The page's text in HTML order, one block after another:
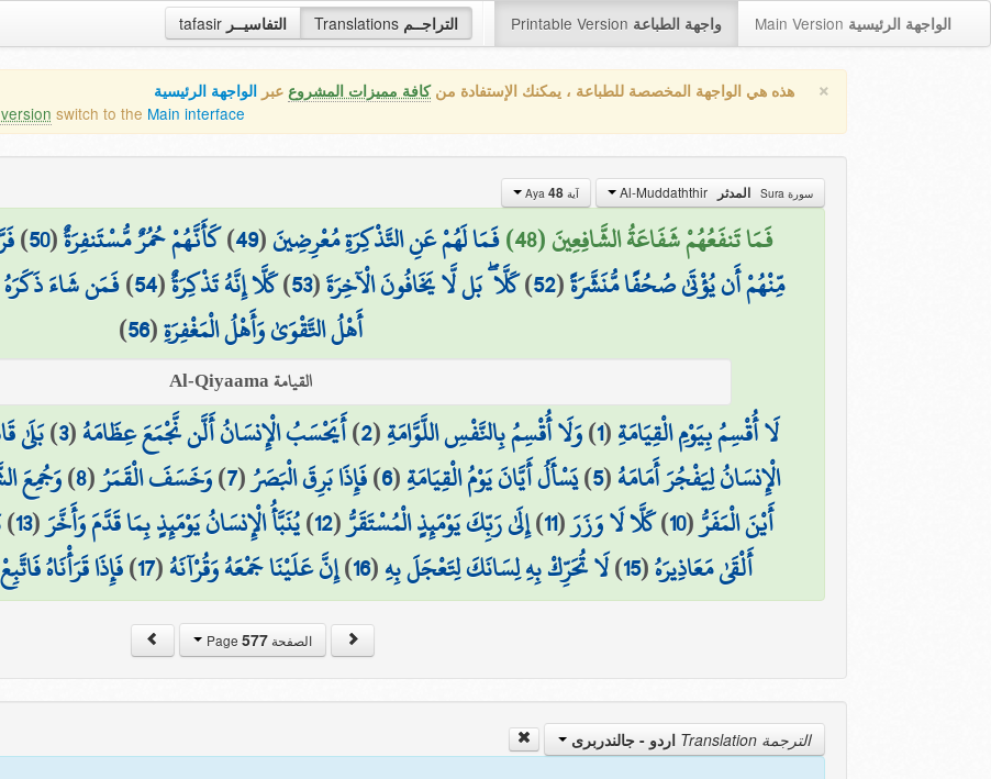
tafasir التفاسيــر Translations التراجــم Printable Version واجهة الطباعة Main Version الواجهة الرئيسية
× هذه هي الواجهة المخصصة للطباعة ، يمكنك الإستفادة منكافة مميزات المشروع عبر الواجهة الرئيسية
switch to the Main interface
سورة Sura المدثر آية Aya 48
فَمَا تَنفَعُهُمْ شَفَاعَةُ الشَّافِعِينَ (48) فَمَا لَهُمْ عَنِ التَّذْكِرَةِ مُعْرِضِينَ(
49
)كَأَنَّهُمْ حُمُرٌ مُّسْتَنفِرَةٌ(
50
)
مِّنْهُمْ أَن يُؤْتَىٰ صُحُفًا مُّنَشَّرَةً(
52
)كَلَّا ۖ بَل لَّا يَخَافُونَ الْآخِرَةَ(
53
)كَلَّا إِنَّهُ تَذْكِرَةٌ(
54
)فَمَن شَاءَ ذَكَرَهُ
أَهْلُ التَّقْوَىٰ وَأَهْلُ الْمَغْفِرَةِ(
56
)
القيامة Al-Qiyaama
لَا أُقْسِمُ بِيَوْمِ الْقِيَامَةِ(
1
)وَلَا أُقْسِمُ بِالنَّفْسِ اللَّوَّامَةِ(
2
)أَيَحْسَبُ الْإِنسَانُ أَلَّن نَّجْمَعَ عِظَامَهُ(
3
)بَلَىٰ
الْإِنسَانُ لِيَفْجُرَ أَمَامَهُ(
5
)يَسْأَلُ أَيَّانَ يَوْمُ الْقِيَامَةِ(
6
)فَإِذَا بَرِقَ الْبَصَرُ(
7
)وَخَسَفَ الْقَمَرُ(
8
)وَجُمِعَ
أَيْنَ الْمَفَرُّ(
10
)كَلَّا لَا وَزَرَ(
11
)إِلَىٰ رَبِّكَ يَوْمَئِذٍ الْمُسْتَقَرُّ(
12
)يُنَبَّأُ الْإِنسَانُ يَوْمَئِذٍ بِمَا قَدَّمَ وَأَخَّرَ(
13
)
أَلْقَىٰ مَعَاذِيرَهُ(
15
)لَا تُحَرِّكْ بِهِ لِسَانَكَ لِتَعْجَلَ بِهِ(
16
)إِنَّ عَلَيْنَا جَمْعَهُ وَقُرْآنَهُ(
17
)فَإِذَا قَرَأْنَاهُ
الصفحة Page577
الترجمة Translation اردو - جالندربرى